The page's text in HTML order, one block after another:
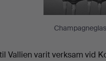
Vallien varit verksam vid